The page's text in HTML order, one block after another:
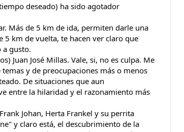
deseado) ha sido agotador
Más de 5 km de ida, permiten darle una
5 km de vuelta, te hacen ver claro que
a gusto.
Juan José Millas. Vale, si, no es culpa. Me
temas y de preocupaciones más o menos
De situaciones que aun
entre la hilaridad y el razonamiento más
Johan, Herta Frankel y su perrita
y claro está, el descubrimiento de la